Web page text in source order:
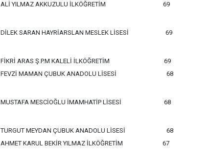
ALİ YILMAZ AKKUZULU İLKÖĞRETİM 69
DİLEK SARAN HAYRİARSLAN MESLEK LİSESİ 69
FİKRİ ARAS Ş.P.M KALELİ İLKÖĞRETİM
69
FEVZİ MAMAN ÇUBUK ANADOLU LİSESİ
68
MUSTAFA MESCİOĞLU İMAMHATİP LİSESİ 68
TURGUT MEYDAN ÇUBUK ANADOLU LİSESİ
68
AHMET KARUL BEKİR YILMAZ İLKÖĞRETİM
67